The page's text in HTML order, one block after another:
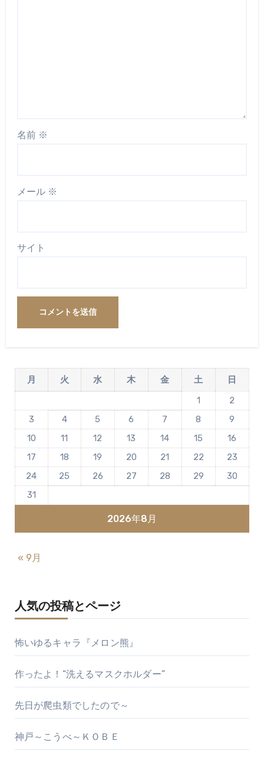
名前 ※
メール ※
サイト
2026年8月
月 火 水 木 金 土
日
1
2
3
4 5 6 7 8
9
10
11 12 13 14 15
16
17
18 19 20 21 22
23
24
25 26 27 28 29
30
31
« 9月
人気の投稿とページ
怖いゆるキャラ『メロン熊』
作ったよ！“洗えるマスクホルダー”
先日が爬虫類でしたので～
神戸～こうべ～ＫＯＢＥ